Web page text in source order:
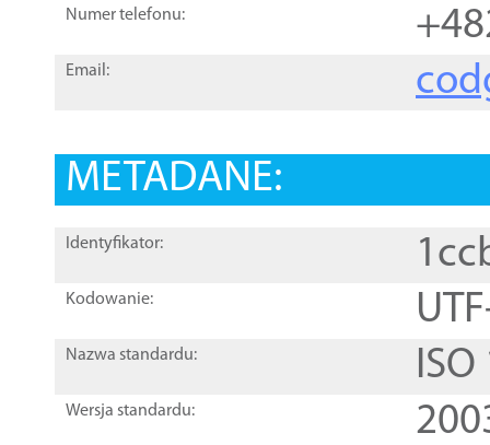
Numer telefonu:
Email:
METADANE:
Identyfikator:
Kodowanie:
Nazwa standardu:
Wersja standardu: